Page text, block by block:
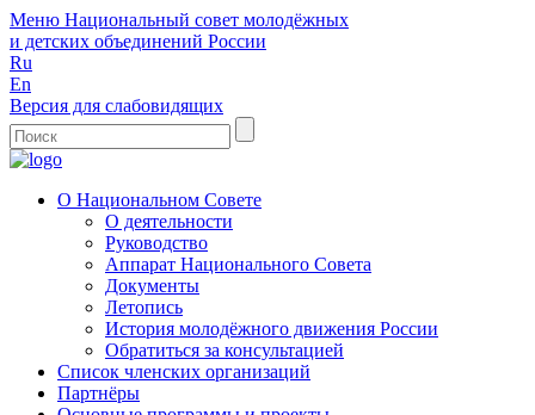
Меню Национальный совет молодёжных
и детских объединений России
Ru
En
Версия для слабовидящих
О Национальном Совете
О деятельности
Руководство
Аппарат Национального Совета
Документы
Летопись
История молодёжного движения России
Обратиться за консультацией
Список членских организаций
Партнёры